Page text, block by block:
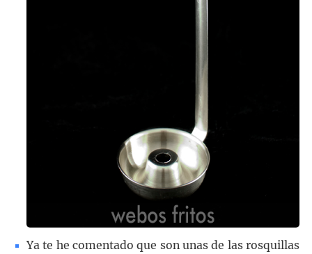
Ya te he comentado que son unas de las rosquillas